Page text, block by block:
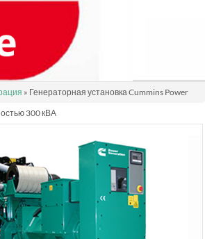
» Генераторная установка Cummins Power
300 кВА